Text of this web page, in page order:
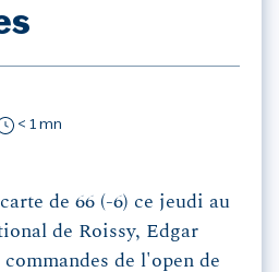
< 1 mn
de 66 (-6) ce jeudi au
de Roissy, Edgar
de l'open de